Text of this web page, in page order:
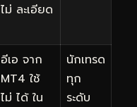
ไม่ ละเอียด
อีเอ จาก
MT4 ใช้
ไม่ ได้ ใน
นักเทรด
ทุก
ระดับ